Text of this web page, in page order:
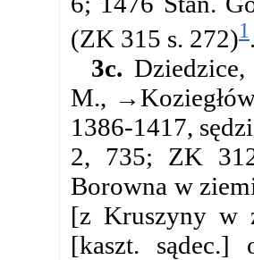
(ZK 315 s. 272)1
3c.
M.,
1386-1417,
2, 735; ZK
Borowna w
[z Kruszyny w
[kaszt.